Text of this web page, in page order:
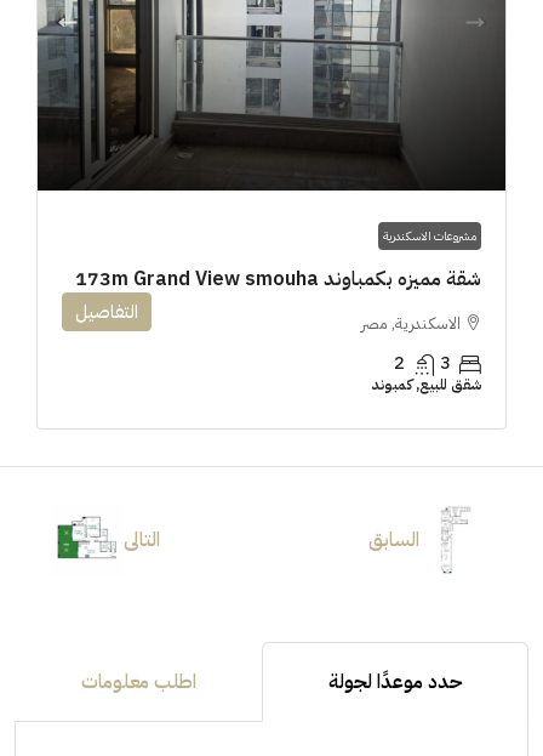
مشروعات الاسكندرية
شقة مميزه بكمباوند 173m Grand View smouha
الاسكندرية, مصر
3
2
شقق للبيع, كمبوند
التفاصيل
السابق التالى
حدد موعدًا لجولة اطلب معلومات